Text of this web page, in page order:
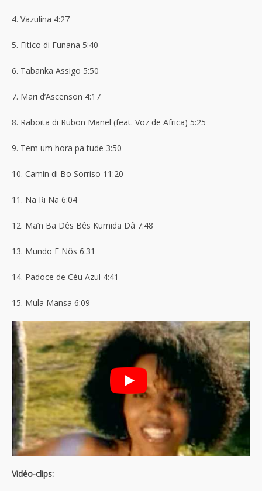
4. Vazulina 4:27
5. Fitico di Funana 5:40
6. Tabanka Assigo 5:50
7. Mari d’Ascenson 4:17
8. Raboita di Rubon Manel (feat. Voz de Africa) 5:25
9. Tem um hora pa tude 3:50
10. Camin di Bo Sorriso 11:20
11. Na Ri Na 6:04
12. Ma’n Ba Dês Bês Kumida Dâ 7:48
13. Mundo E Nôs 6:31
14. Padoce de Céu Azul 4:41
15. Mula Mansa 6:09
Vidéo-clips: